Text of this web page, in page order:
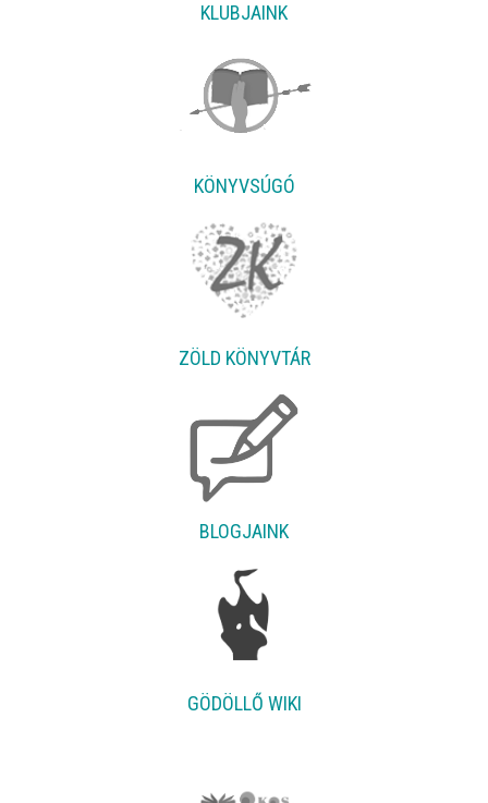
KLUBJAINK
KÖNYVSÚGÓ
ZÖLD KÖNYVTÁR
BLOGJAINK
GÖDÖLLŐ WIKI